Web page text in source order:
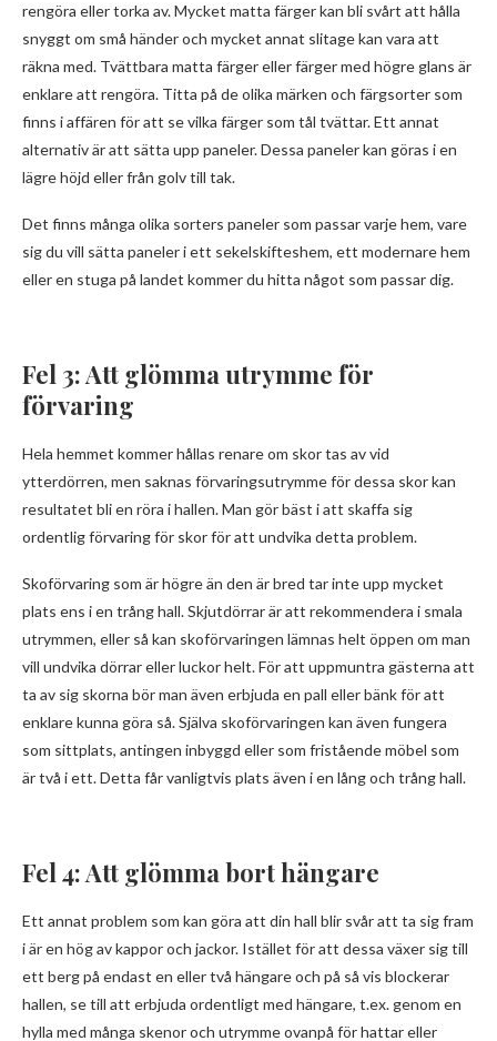
rengöra eller torka av. Mycket matta färger kan bli svårt att hålla
snyggt om små händer och mycket annat slitage kan vara att
räkna med. Tvättbara matta färger eller färger med högre glans är
enklare att rengöra. Titta på de olika märken och färgsorter som
finns i affären för att se vilka färger som tål tvättar. Ett annat
alternativ är att sätta upp paneler. Dessa paneler kan göras i en
lägre höjd eller från golv till tak.
Det finns många olika sorters paneler som passar varje hem, vare
sig du vill sätta paneler i ett sekelskifteshem, ett modernare hem
eller en stuga på landet kommer du hitta något som passar dig.
Fel 3: Att glömma utrymme för
förvaring
Hela hemmet kommer hållas renare om skor tas av vid
ytterdörren, men saknas förvaringsutrymme för dessa skor kan
resultatet bli en röra i hallen. Man gör bäst i att skaffa sig
ordentlig förvaring för skor för att undvika detta problem.
Skoförvaring som är högre än den är bred tar inte upp mycket
plats ens i en trång hall. Skjutdörrar är att rekommendera i smala
utrymmen, eller så kan skoförvaringen lämnas helt öppen om man
vill undvika dörrar eller luckor helt. För att uppmuntra gästerna att
ta av sig skorna bör man även erbjuda en pall eller bänk för att
enklare kunna göra så. Själva skoförvaringen kan även fungera
som sittplats, antingen inbyggd eller som fristående möbel som
är två i ett. Detta får vanligtvis plats även i en lång och trång hall.
Fel 4: Att glömma bort hängare
Ett annat problem som kan göra att din hall blir svår att ta sig fram
i är en hög av kappor och jackor. Istället för att dessa växer sig till
ett berg på endast en eller två hängare och på så vis blockerar
hallen, se till att erbjuda ordentligt med hängare, t.ex. genom en
hylla med många skenor och utrymme ovanpå för hattar eller